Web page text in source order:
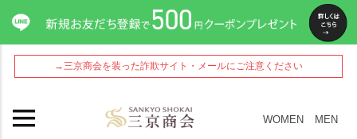
→三京商会を装った詐欺サイト・メールにご注意ください
WOMEN MEN
ペー
ジト
ップ
へ